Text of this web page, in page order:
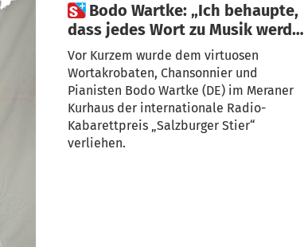
 Bodo Wartke: „Ich behaupte,
dass jedes Wort zu Musik werden
kann“
Vor Kurzem wurde dem virtuosen
Wortakrobaten, Chansonnier und
Pianisten Bodo Wartke (DE) im Meraner
Kurhaus der internationale Radio-
Kabarettpreis „Salzburger Stier“
verliehen.